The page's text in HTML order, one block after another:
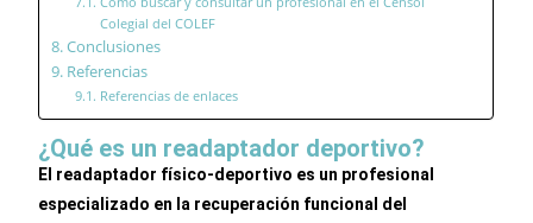
Colegial del COLEF
Conclusiones
Referencias
Referencias de enlaces
¿Qué es un readaptador deportivo?
El readaptador físico-deportivo es un profesional
especializado en la recuperación funcional del